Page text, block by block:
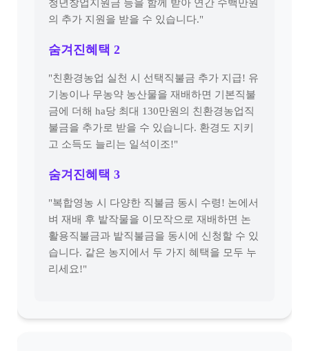
청년창업지원금 등을 함께 받아 연간 수백만원
의 추가 지원을 받을 수 있습니다."
숨겨진혜택 2
"친환경농업 실천 시 선택직불금 추가 지급! 유
기농이나 무농약 농산물을 재배하면 기본직불
금에 더해 ha당 최대 130만원의 친환경농업직
불금을 추가로 받을 수 있습니다. 환경도 지키
고 소득도 늘리는 일석이조!"
숨겨진혜택 3
"복합영농 시 다양한 직불금 동시 수령! 논에서
벼 재배 후 밭작물을 이모작으로 재배하면 논
활용직불금과 밭직불금을 동시에 신청할 수 있
습니다. 같은 농지에서 두 가지 혜택을 모두 누
리세요!"